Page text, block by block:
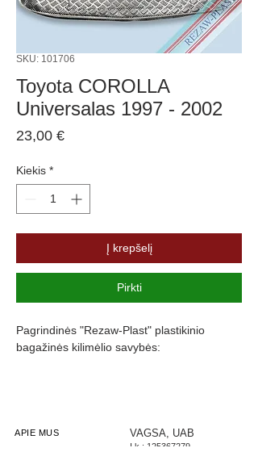
SKU: 101706
Toyota COROLLA
Universalas 1997 - 2002
23,00 €Price
Kiekis *
Į krepšelį
Pirkti
Pagrindinės "Rezaw-Plast" plastikinio
bagažinės kilimėlio savybės:
Pagamintas iš polietileno
Turi gofruotą paviršių
APIE MUS
VAGSA, UAB
Į.k.: 125367279